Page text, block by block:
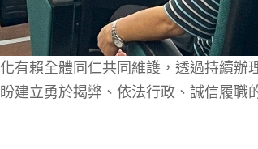
有賴全體同仁共同維護，透過持續辦
建立勇於揭弊、依法行政、誠信履職